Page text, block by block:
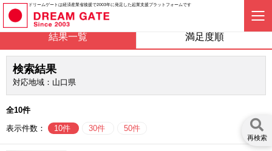
ドリームゲートは経済産業省後援で2003年に発足した起業支援プラットフォームです
結果一覧 満足度順
検索結果
対応地域：山口県
全10件
表示件数：
10件 30件 50件
再検索